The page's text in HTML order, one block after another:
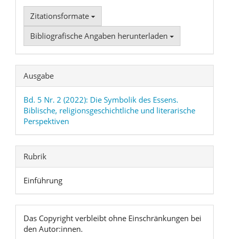
Zitationsformate
Bibliografische Angaben herunterladen
Ausgabe
Bd. 5 Nr. 2 (2022): Die Symbolik des Essens.
Biblische, religionsgeschichtliche und literarische
Perspektiven
Rubrik
Einführung
Das Copyright verbleibt ohne Einschränkungen bei
den Autor:innen.